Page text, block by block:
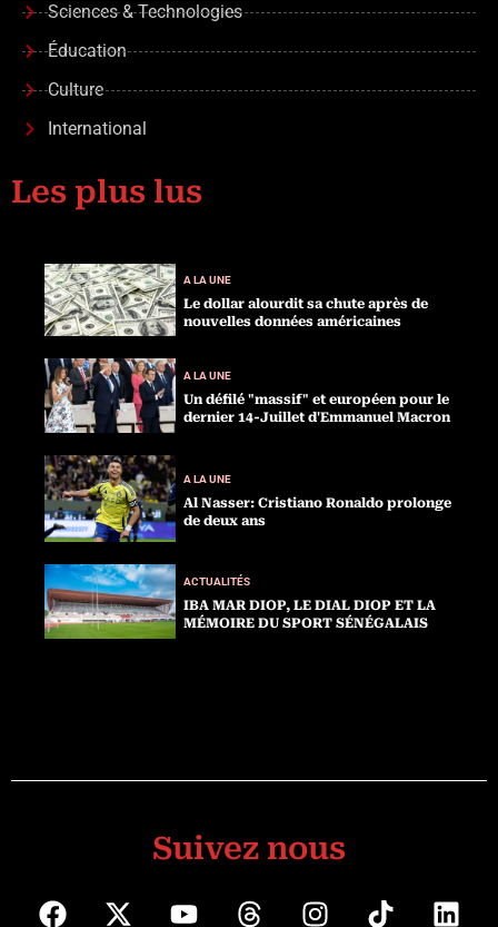
Sciences & Technologies
Éducation
Culture
International
Les plus lus
A LA UNE
Le dollar alourdit sa chute après de
nouvelles données américaines
A LA UNE
Un défilé "massif" et européen pour le
dernier 14-Juillet d'Emmanuel Macron
A LA UNE
Al Nasser: Cristiano Ronaldo prolonge
de deux ans
ACTUALITÉS
IBA MAR DIOP, LE DIAL DIOP ET LA
MÉMOIRE DU SPORT SÉNÉGALAIS
Suivez nous